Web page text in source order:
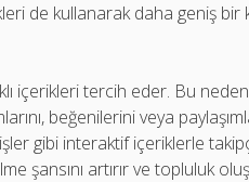
de kullanarak daha geniş bir
içerikleri tercih eder. Bu
beğenilerini veya
gibi interaktif içeriklerle
şansını artırır ve topluluk